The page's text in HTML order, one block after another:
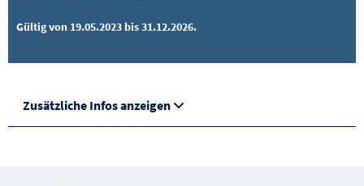
Gültig von 19.05.2023 bis 31.12.2026.
Zusätzliche Infos anzeigen